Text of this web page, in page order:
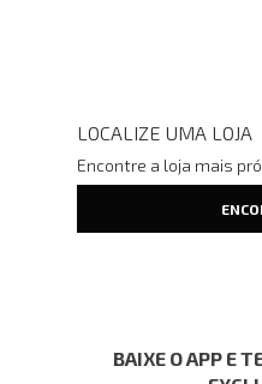
LOCALIZE UMA LOJA
Encontre a loja mais
BAIXE O APP E